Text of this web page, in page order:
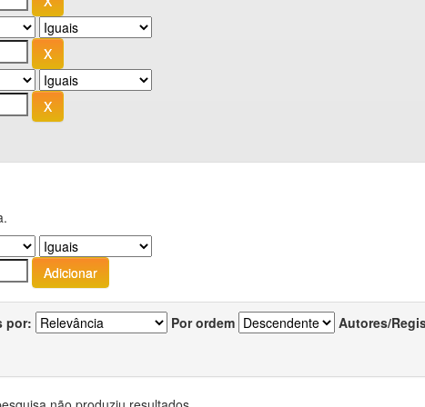
por: Por ordem Autores/